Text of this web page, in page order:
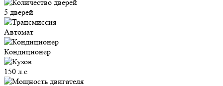
5 дверей
Автомат
Кондиционер
150 л.с